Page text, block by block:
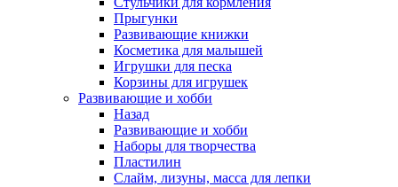
Прыгунки
Развивающие книжки
Косметика для малышей
Игрушки для песка
Корзины для игрушек
Развивающие и хобби
Назад
Развивающие и хобби
Наборы для творчества
Пластилин
Слайм, лизуны, масса для лепки